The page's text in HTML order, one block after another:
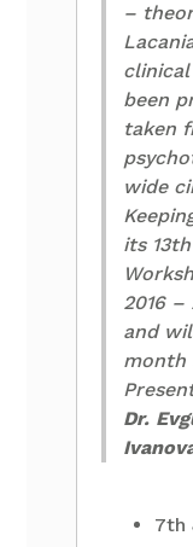
–
been
taken
wide
its
2016
and
month
Dr.
7th